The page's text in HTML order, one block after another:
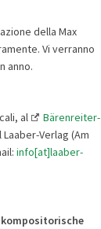
della Max
Vi verranno
anno.
al
Bärenreiter-
Verlag (Am
info[at]laaber-